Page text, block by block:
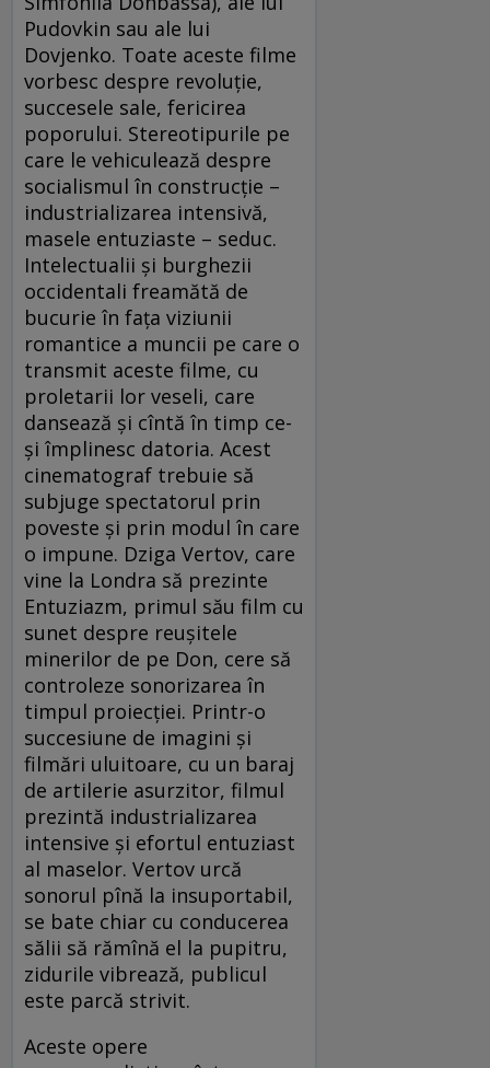
Pudovkin sau ale lui
Dovjenko. Toate aceste filme
vorbesc despre revoluție,
succesele sale, fericirea
poporului. Stereotipurile pe
care le vehiculează despre
socialismul în construcție –
industrializarea intensivă,
masele entuziaste – seduc.
Intelectualii și burghezii
occidentali freamătă de
bucurie în fața viziunii
romantice a muncii pe care o
transmit aceste filme, cu
proletarii lor veseli, care
dansează și cîntă în timp ce-
și împlinesc datoria. Acest
cinematograf trebuie să
subjuge spectatorul prin
poveste și prin modul în care
o impune. Dziga Vertov, care
vine la Londra să prezinte
Entuziazm, primul său film cu
sunet despre reușitele
minerilor de pe Don, cere să
controleze sonorizarea în
timpul proiecției. Printr-o
succesiune de imagini și
filmări uluitoare, cu un baraj
de artilerie asurzitor, filmul
prezintă industrializarea
intensive și efortul entuziast
al maselor. Vertov urcă
sonorul pînă la insuportabil,
se bate chiar cu conducerea
sălii să rămînă el la pupitru,
zidurile vibrează, publicul
este parcă strivit.
Aceste opere